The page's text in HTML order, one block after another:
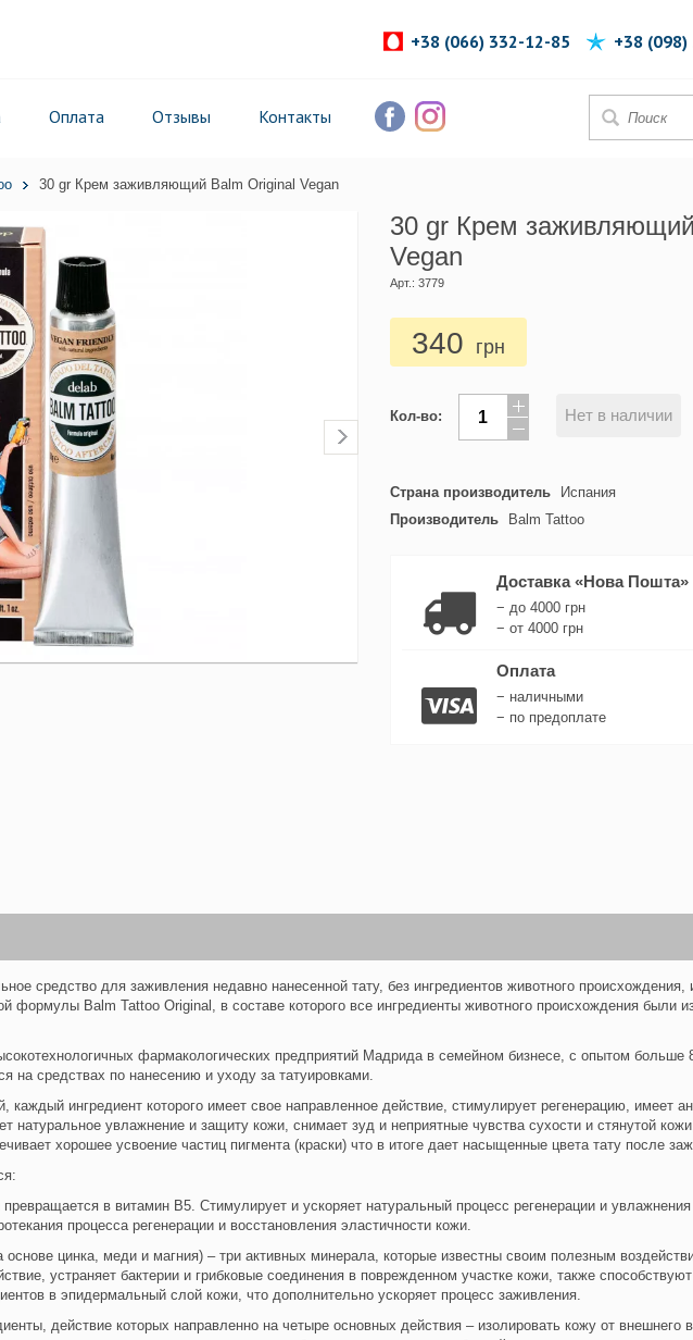
+38 (066) 332-12-85 +38
Оплата Отзывы Контакты
30 gr Крем заживляющий Balm Original Vegan
30 gr Крем
Vegan
Арт.: 3779
340 грн
Кол-во: Нет в наличии
Страна производитель
Испания
Производитель
Balm Tattoo
Доставка «Нова Пошта»
− до 4000 грн
− от 4000 грн
Оплата
− наличными
− по предоплате
средство для заживления недавно нанесенной тату, без ингредиентов животного происхождения,
формулы Balm Tattoo Original, в составе которого все ингредиенты животного происхождения были
фармакологических предприятий Мадрида в семейном бизнесе, с опытом больше
на средствах по нанесению и уходу за татуировками.
ингредиент которого имеет свое направленное действие, стимулирует регенерацию, имеет
натуральное увлажнение и защиту кожи, снимает зуд и неприятные чувства сухости и стянутой
хорошее усвоение частиц пигмента (краски) что в итоге дает насыщенные цвета тату после
в витамин B5. Стимулирует и ускоряет натуральный процесс регенерации и
процесса регенерации и восстановления эластичности кожи.
цинка, меди и магния) – три активных минерала, которые известны своим полезным
устраняет бактерии и грибковые соединения в поврежденном участке кожи, также
в эпидермальный слой кожи, что дополнительно ускоряет процесс заживления.
действие которых направленно на четыре основных действия – изолировать кожу от внешнего